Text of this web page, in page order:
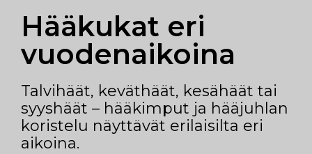
Hääkukat eri
vuodenaikoina
Talvihäät, keväthäät, kesähäät tai
syyshäät – hääkimput ja hääjuhlan
koristelu näyttävät erilaisilta eri
aikoina.